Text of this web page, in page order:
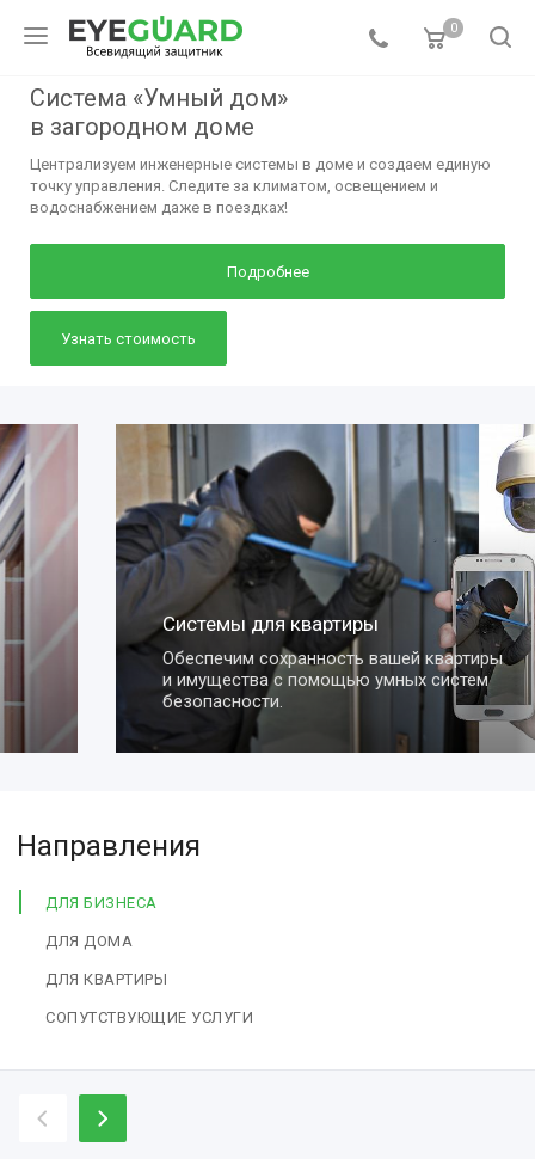
0
Система «Умный дом»
в загородном доме
Централизуем инженерные системы в доме и создаем единую
точку управления. Следите за климатом, освещением и
водоснабжением даже в поездках!
Подробнее
Узнать стоимость
Системы для квартиры
Обеспечим сохранность вашей квартиры
и имущества с помощью умных систем
безопасности.
Направления
ДЛЯ БИЗНЕСА
ДЛЯ ДОМА
ДЛЯ КВАРТИРЫ
СОПУТСТВУЮЩИЕ УСЛУГИ